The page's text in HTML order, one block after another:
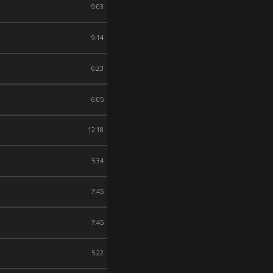
9:03
9:14
6:23
6:05
12:18
5:34
7:45
7:45
5:22